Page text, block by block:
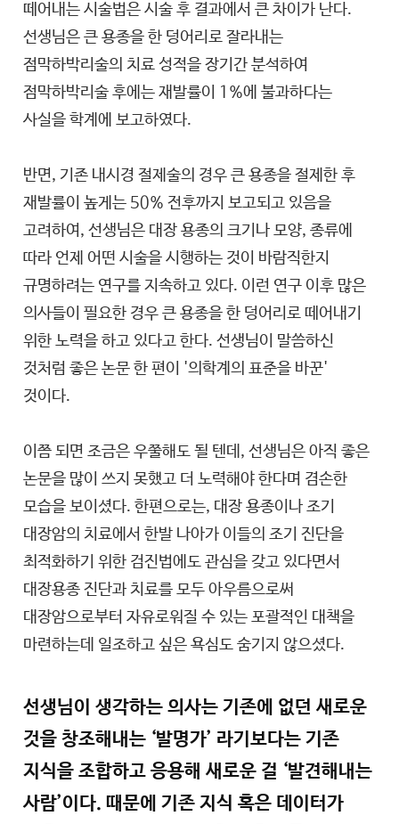
떼어내는 시술법은 시술 후 결과에서 큰 차이가 난다.
선생님은 큰 용종을 한 덩어리로 잘라내는
점막하박리술의 치료 성적을 장기간 분석하여
점막하박리술 후에는 재발률이 1%에 불과하다는
사실을 학계에 보고하였다.
반면, 기존 내시경 절제술의 경우 큰 용종을 절제한 후
재발률이 높게는 50% 전후까지 보고되고 있음을
고려하여, 선생님은 대장 용종의 크기나 모양, 종류에
따라 언제 어떤 시술을 시행하는 것이 바람직한지
규명하려는 연구를 지속하고 있다. 이런 연구 이후 많은
의사들이 필요한 경우 큰 용종을 한 덩어리로 떼어내기
위한 노력을 하고 있다고 한다. 선생님이 말씀하신
것처럼 좋은 논문 한 편이 '의학계의 표준을 바꾼'
것이다.
이쯤 되면 조금은 우쭐해도 될 텐데, 선생님은 아직 좋은
논문을 많이 쓰지 못했고 더 노력해야 한다며 겸손한
모습을 보이셨다. 한편으로는, 대장 용종이나 조기
대장암의 치료에서 한발 나아가 이들의 조기 진단을
최적화하기 위한 검진법에도 관심을 갖고 있다면서
대장용종 진단과 치료를 모두 아우름으로써
대장암으로부터 자유로워질 수 있는 포괄적인 대책을
마련하는데 일조하고 싶은 욕심도 숨기지 않으셨다.
선생님이 생각하는 의사는 기존에 없던 새로운
것을 창조해내는 ‘발명가’ 라기보다는 기존
지식을 조합하고 응용해 새로운 걸 ‘발견해내는
사람’이다. 때문에 기존 지식 혹은 데이터가